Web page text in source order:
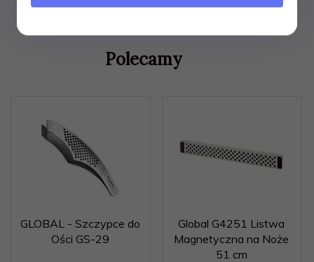
Polecamy
GLOBAL - Szczypce do
Ości GS-29
Global G4251 Listwa
Magnetyczna na Noże
51 cm